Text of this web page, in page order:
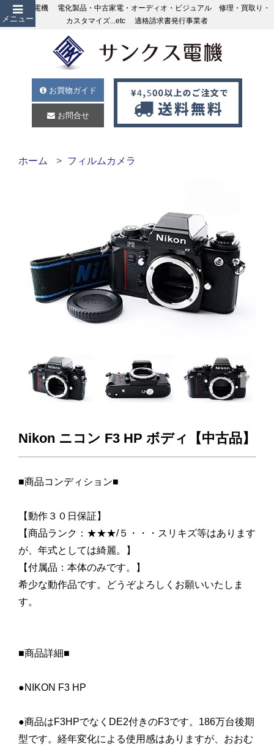
メニュー
サンクス電機 電化製品・中古家電・オーディオ・ビジュアル 修理・買取り・
カスタマイズ...etc 適格請求書発行事業者
お買物ガイド
お問合せ
ホーム フィルムカメラ
Next
Nikon ニコン F3 HP ボディ【中古品】
■商品コンディション■
【動作３０日保証】
【商品ランク：★★★/５・・・スリキズ等はあります
が、年式としては綺麗。】
【付属品：本体のみです。】
希少な動作品です。どうぞよろしくお願いいたしま
す。
■商品詳細■
●NIKON F3 HP
●商品はF3HPでなくDE2付きのF3です。186万台後期
型です。経年変化による使用感はありますが、おおむ